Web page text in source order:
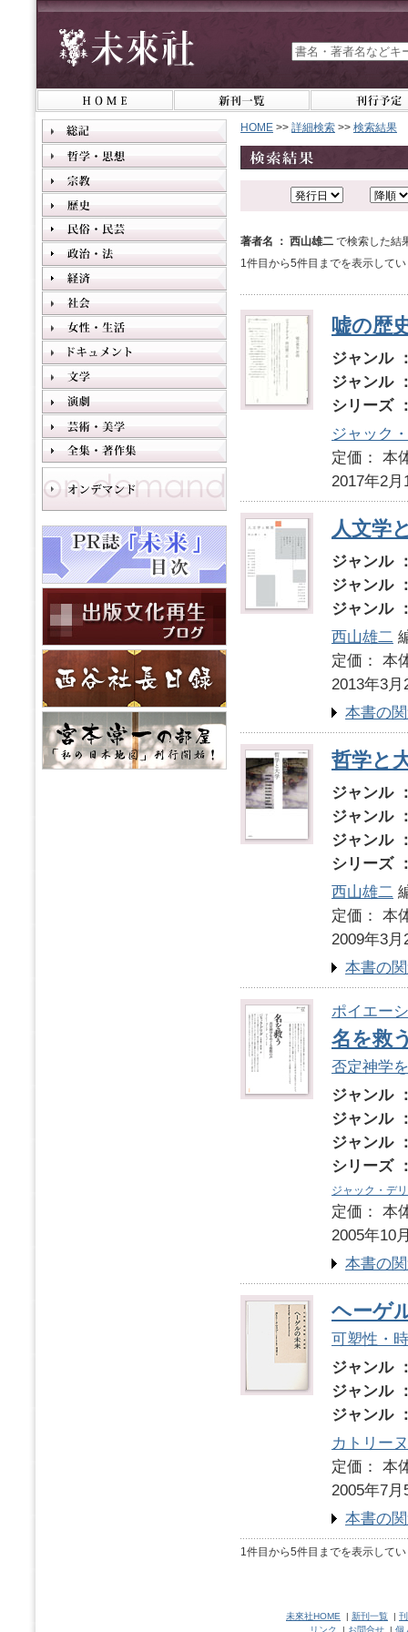
HOME >> 詳細検索 >> 検索結果
著者名 ： 西山雄二 で検索した結
1件目から5件目までを表示して
嘘の歴
ジャンル
ジャンル
シリーズ
ジャック
定価：
2017年2月
人文学
ジャンル
ジャンル
ジャンル
西山雄二
定価：
2013年3月
本書の
哲学と
ジャンル
ジャンル
ジャンル
シリーズ
西山雄二
定価：
2009年3月
本書の
ポイエー
名を救
否定神学
ジャンル
ジャンル
ジャンル
シリーズ
ジャック・デ
定価：
2005年10
本書の
ヘーゲ
可塑性・
ジャンル
ジャンル
ジャンル
カトリー
定価：
2005年7月
本書の
1件目から5件目までを表示して
未來社HOME | 新刊一覧 |
リンク
| お問合せ | 個